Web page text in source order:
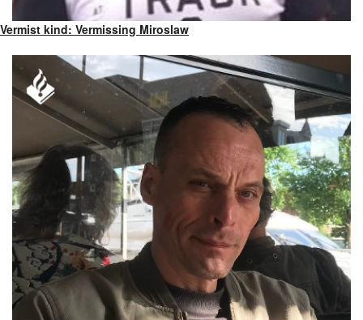
Vermist kind: Vermissing Miroslaw